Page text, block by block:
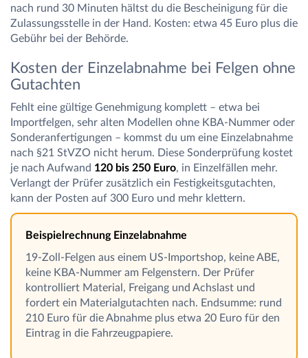
nach rund 30 Minuten hältst du die Bescheinigung für die
Zulassungsstelle in der Hand. Kosten: etwa 45 Euro plus die
Gebühr bei der Behörde.
Kosten der Einzelabnahme bei Felgen ohne
Gutachten
Fehlt eine gültige Genehmigung komplett – etwa bei
Importfelgen, sehr alten Modellen ohne KBA-Nummer oder
Sonderanfertigungen – kommst du um eine Einzelabnahme
nach §21 StVZO nicht herum. Diese Sonderprüfung kostet
je nach Aufwand 120 bis 250 Euro, in Einzelfällen mehr.
Verlangt der Prüfer zusätzlich ein Festigkeitsgutachten,
kann der Posten auf 300 Euro und mehr klettern.
Beispielrechnung Einzelabnahme
19-Zoll-Felgen aus einem US-Importshop, keine ABE,
keine KBA-Nummer am Felgenstern. Der Prüfer
kontrolliert Material, Freigang und Achslast und
fordert ein Materialgutachten nach. Endsumme: rund
210 Euro für die Abnahme plus etwa 20 Euro für den
Eintrag in die Fahrzeugpapiere.